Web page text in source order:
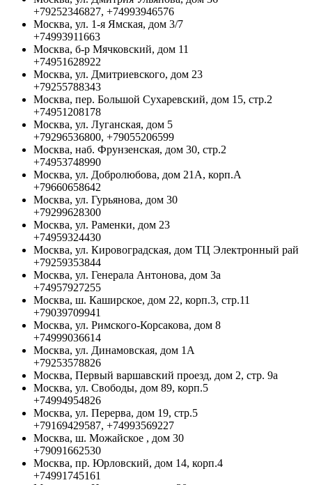
+79252346827, +74993946576
Москва, ул. 1-я Ямская, дом 3/7
+74993911663
Москва, б-р Мячковский, дом 11
+74951628922
Москва, ул. Дмитриевского, дом 23
+79255788343
Москва, пер. Большой Сухаревский, дом 15, стр.2
+74951208178
Москва, ул. Луганская, дом 5
+79296536800, +79055206599
Москва, наб. Фрунзенская, дом 30, стр.2
+74953748990
Москва, ул. Добролюбова, дом 21А, корп.А
+79660658642
Москва, ул. Гурьянова, дом 30
+79299628300
Москва, ул. Раменки, дом 23
+74959324430
Москва, ул. Кировоградская, дом ТЦ Электронный рай
+79259353844
Москва, ул. Генерала Антонова, дом 3а
+74957927255
Москва, ш. Каширское, дом 22, корп.3, стр.11
+79039709941
Москва, ул. Римского-Корсакова, дом 8
+74999036614
Москва, ул. Динамовская, дом 1А
+79253578826
Москва, Первый варшавский проезд, дом 2, стр. 9а
Москва, ул. Свободы, дом 89, корп.5
+74994954826
Москва, ул. Перерва, дом 19, стр.5
+79169429587, +74993569227
Москва, ш. Можайское , дом 30
+79091662530
Москва, пр. Юрловский, дом 14, корп.4
+74991745161